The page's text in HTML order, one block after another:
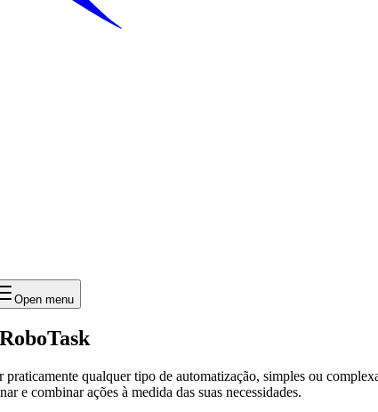
Open menu
praticamente qualquer tipo de automatização, simples ou
e combinar ações à medida das suas necessidades.